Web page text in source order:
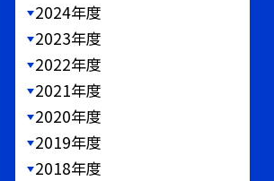
2024年度
2023年度
2022年度
2021年度
2020年度
2019年度
2018年度